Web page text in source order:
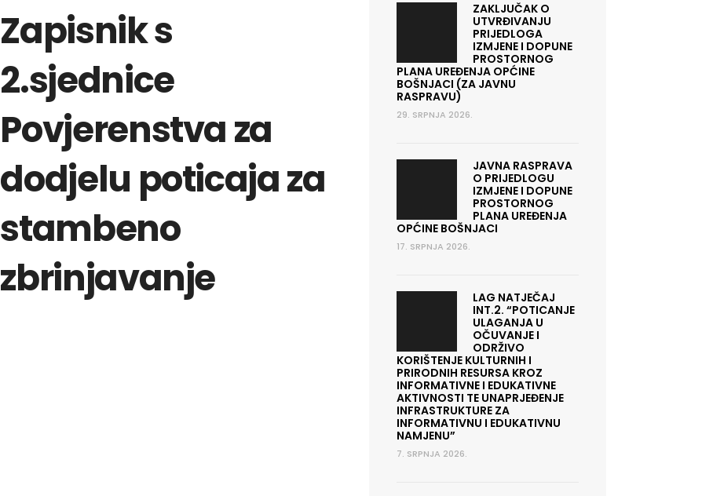
Zapisnik s
2.sjednice
Povjerenstva za
dodjelu poticaja za
stambeno
zbrinjavanje
ZAKLJUČAK O
UTVRĐIVANJU
PRIJEDLOGA
IZMJENE I DOPUNE
PROSTORNOG
PLANA UREĐENJA OPĆINE
BOŠNJACI (ZA JAVNU
RASPRAVU)
29. SRPNJA 2026.
JAVNA RASPRAVA
O PRIJEDLOGU
IZMJENE I DOPUNE
PROSTORNOG
PLANA UREĐENJA
OPĆINE BOŠNJACI
17. SRPNJA 2026.
LAG NATJEČAJ
INT.2. “POTICANJE
ULAGANJA U
OČUVANJE I
ODRŽIVO
KORIŠTENJE KULTURNIH I
PRIRODNIH RESURSA KROZ
INFORMATIVNE I EDUKATIVNE
AKTIVNOSTI TE UNAPRJEĐENJE
INFRASTRUKTURE ZA
INFORMATIVNU I EDUKATIVNU
NAMJENU”
7. SRPNJA 2026.